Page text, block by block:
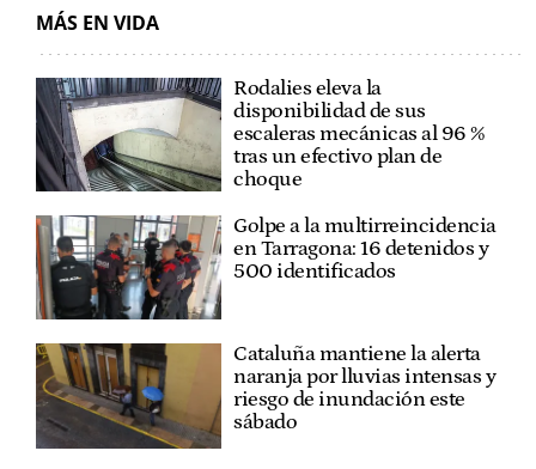
MÁS EN VIDA
Rodalies eleva la
disponibilidad de sus
escaleras mecánicas al 96 %
tras un efectivo plan de
choque
Golpe a la multirreincidencia
en Tarragona: 16 detenidos y
500 identificados
Cataluña mantiene la alerta
naranja por lluvias intensas y
riesgo de inundación este
sábado